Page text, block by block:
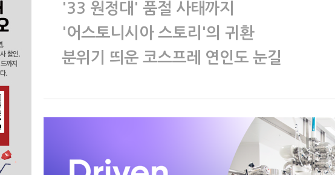
'33 원정대' 품절 사태까지
'어스토니시아 스토리'의 귀환
분위기 띄운 코스프레 연인도 눈길